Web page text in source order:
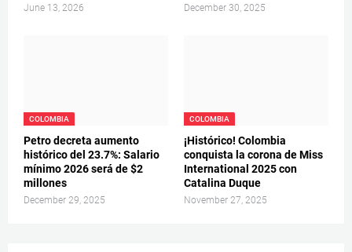
June 13, 2026 December 30, 2025
COLOMBIA
Petro decreta aumento
histórico del 23.7%: Salario
mínimo 2026 será de $2
millones
December 29, 2025
COLOMBIA
¡Histórico! Colombia
conquista la corona de Miss
International 2025 con
Catalina Duque
November 27, 2025